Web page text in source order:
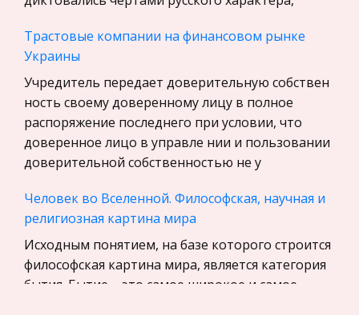
Программирование, Базы данных
Бухгалтерский учет
История
Уголовное право
Экскурсии и туризм
Маркетинг, товароведение, реклама
Социология
Религия
Культурология
Экологическое право
Трастовые компании на финансовом рынке
Украины
Учредитель передает доверительную собствен
ность своему доверенному лицу в полное
распоряжение последнего при условии, что
доверенное лицо в управле нии и пользовании
доверительной собственностью не у
Человек во Вселенной. Философская, научная и
религиозная картина мира
Исходным понятием, на базе которого строится
философская картина мира, является категория
бытия. Бытие – это самое широкое и самое